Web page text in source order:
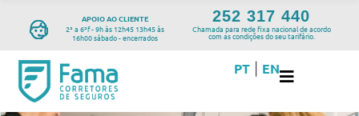
APOIO AO CLIENTE
2ª a 6ªf - 9h às 12h45 13h45 às
16h00 sábado - encerrados
252 317 440
Chamada para rede fixa nacional de acordo
com as condições do seu tarifário.
PT EN